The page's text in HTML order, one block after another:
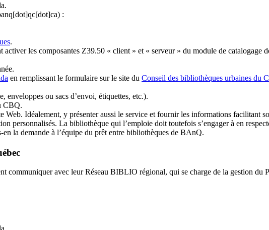
:
.
les composantes Z39.50 « client » et « serveur » du module de catalogage
en remplissant le formulaire sur le site du Conseil des bibliothèques urbaines du
enveloppes ou sacs d’envoi, étiquettes, etc.).
CBQ.
Idéalement, y présenter aussi le service et fournir les informations facilitant
personnalisés. La bibliothèque qui l’emploie doit toutefois s’engager à en
la demande à l’équipe du prêt entre bibliothèques de BAnQ.
communiquer avec leur Réseau BIBLIO régional, qui se charge de la gestion du